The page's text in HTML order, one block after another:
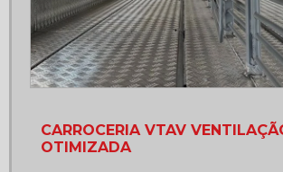
Carroceria de madeira a venda
Carroceria de madeira a venda no paraná
Carroceria de madeira bitruck
Carroceria de madeira caminhão
CARROCERIA VTAV
OTIMIZADA